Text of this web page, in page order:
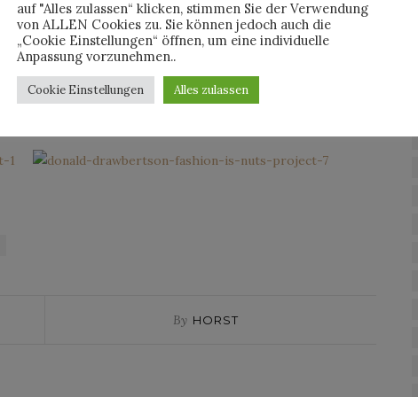
ist eben verrückt, was „Fashion Is Nuts“ übersetzt heißt.
By HORST
auf "Alles zulassen“ klicken, stimmen Sie der Verwendung
von ALLEN Cookies zu. Sie können jedoch auch die
„Cookie Einstellungen“ öffnen, um eine individuelle
Anpassung vorzunehmen..
Cookie Einstellungen Alles zulassen